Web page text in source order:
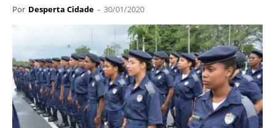
Por Desperta Cidade - 30/01/2020